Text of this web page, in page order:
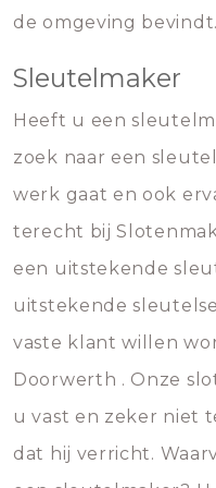
de omgeving bevindt.
Sleutelmaker
Heeft u een
zoek naar een
werk gaat en ook
terecht bij
een uitstekende
uitstekende
vaste klant willen
Doorwerth . Onze
u vast en zeker niet
dat hij verricht.